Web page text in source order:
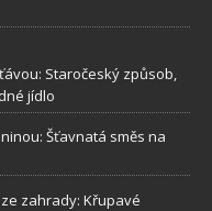
Staročeský způsob,
jídlo
Šťavnatá směs na
zahrady: Křupavé